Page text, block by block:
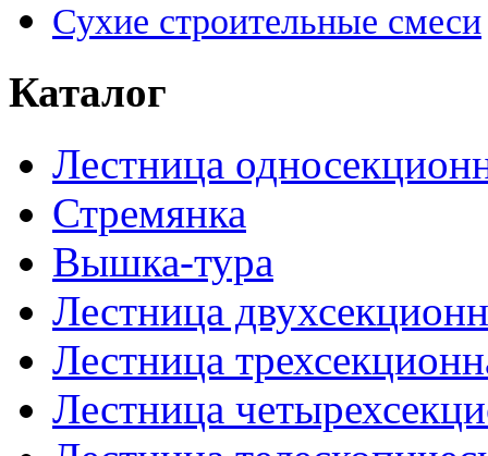
Сухие строительные смеси
Каталог
Лестница
Стремянка
Вышка-тура
Лестница
Лестница
Лестница